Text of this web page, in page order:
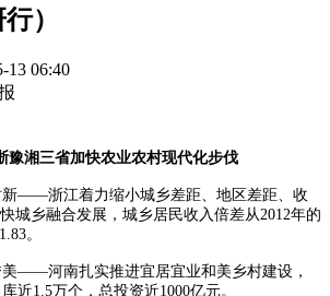
）
13 06:40
三省加快农业农村现代化步伐
——浙江着力缩小城乡差距、地区差距、收
城乡融合发展，城乡居民收入倍差从2012年的
。
河南扎实推进宜居宜业和美乡村建设，
近1.5万个，总投资近1000亿元。